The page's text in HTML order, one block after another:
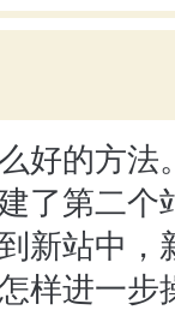
好的方法
了第二个
新站中，
样进一步